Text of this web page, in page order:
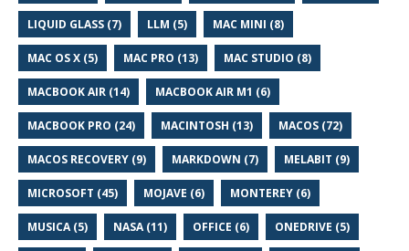
LIQUID GLASS (7) LLM (5) MAC MINI (8)
MAC OS X (5) MAC PRO (13) MAC STUDIO (8)
MACBOOK AIR (14) MACBOOK AIR M1 (6)
MACBOOK PRO (24) MACINTOSH (13) MACOS (72)
MACOS RECOVERY (9) MARKDOWN (7) MELABIT (9)
MICROSOFT (45) MOJAVE (6) MONTEREY (6)
MUSICA (5) NASA (11) OFFICE (6) ONEDRIVE (5)